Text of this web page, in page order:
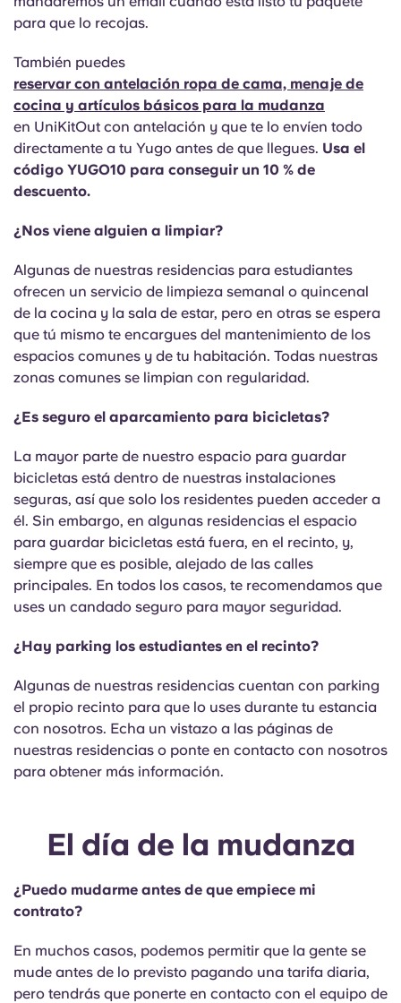
para que lo recojas.
También puedes
reservar con antelación ropa de cama, menaje de
cocina y artículos básicos para la mudanza
en UniKitOut con antelación y que te lo envíen todo
directamente a tu Yugo antes de que llegues. Usa el
código YUGO10 para conseguir un 10 % de
descuento.
¿Nos viene alguien a limpiar?
Algunas de nuestras residencias para estudiantes
ofrecen un servicio de limpieza semanal o quincenal
de la cocina y la sala de estar, pero en otras se espera
que tú mismo te encargues del mantenimiento de los
espacios comunes y de tu habitación. Todas nuestras
zonas comunes se limpian con regularidad.
¿Es seguro el aparcamiento para bicicletas?
La mayor parte de nuestro espacio para guardar
bicicletas está dentro de nuestras instalaciones
seguras, así que solo los residentes pueden acceder a
él. Sin embargo, en algunas residencias el espacio
para guardar bicicletas está fuera, en el recinto, y,
siempre que es posible, alejado de las calles
principales. En todos los casos, te recomendamos que
uses un candado seguro para mayor seguridad.
¿Hay parking los estudiantes en el recinto?
Algunas de nuestras residencias cuentan con parking
el propio recinto para que lo uses durante tu estancia
con nosotros. Echa un vistazo a las páginas de
nuestras residencias o ponte en contacto con nosotros
para obtener más información.
El día de la mudanza
¿Puedo mudarme antes de que empiece mi
contrato?
En muchos casos, podemos permitir que la gente se
mude antes de lo previsto pagando una tarifa diaria,
pero tendrás que ponerte en contacto con el equipo de